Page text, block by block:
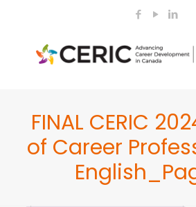
FINAL CERIC
of Career